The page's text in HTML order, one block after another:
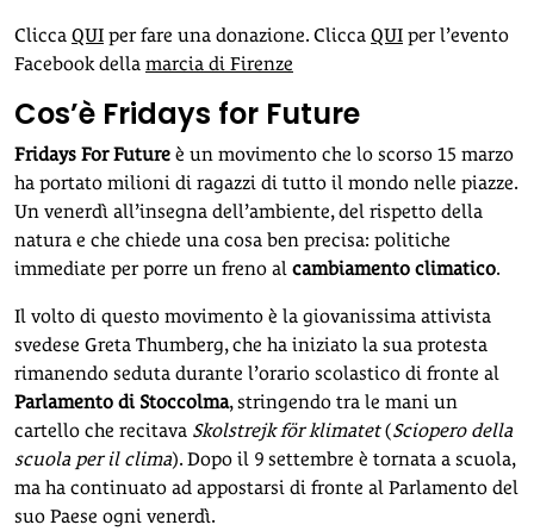
Clicca QUI per fare una donazione. Clicca QUI per l’evento
Facebook della marcia di Firenze
Cos’è Fridays for Future
Fridays For Future è un movimento che lo scorso 15 marzo
ha portato milioni di ragazzi di tutto il mondo nelle piazze.
Un venerdì all’insegna dell’ambiente, del rispetto della
natura e che chiede una cosa ben precisa: politiche
immediate per porre un freno al cambiamento climatico.
Il volto di questo movimento è la giovanissima attivista
svedese Greta Thumberg, che ha iniziato la sua protesta
rimanendo seduta durante l’orario scolastico di fronte al
Parlamento di Stoccolma, stringendo tra le mani un
cartello che recitava Skolstrejk för klimatet(Sciopero della
scuola per il clima). Dopo il 9 settembre è tornata a scuola,
ma ha continuato ad appostarsi di fronte al Parlamento del
suo Paese ogni venerdì.